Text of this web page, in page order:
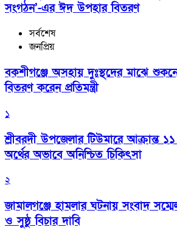
সংগঠন’-এর ঈদ উপহার বিতরণ
সর্বশেষ
জনপ্রিয়
বকশীগঞ্জে অসহায় দুঃস্থদের মাঝে
বিতরণ করেন প্রতিমন্ত্রী
১
শ্রীবরদী উপজেলার টিউমারে আক্রান্ত
অর্থের অভাবে অনিশ্চিত চিকিৎসা
২
জামালগঞ্জে হামলার ঘটনায় সংবাদ
ও সুষ্ঠু বিচার দাবি